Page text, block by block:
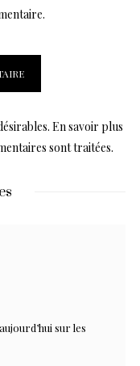
En savoir plus
sont traitées.
sur les